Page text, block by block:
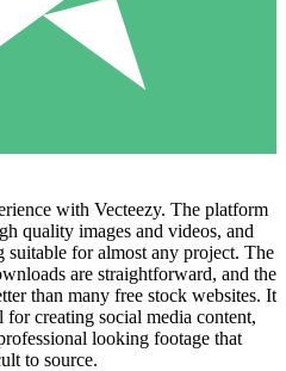
with Vecteezy. The platform
quality images and videos, and
suitable for almost any project. The
are straightforward, and the
than many free stock websites. It
for creating social media content,
looking footage that
to source.